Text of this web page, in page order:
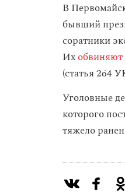
В
бывший
соратники
Ихобвиняют
(статья 264
Уголовные
которого
тяжело